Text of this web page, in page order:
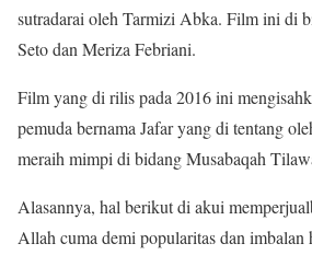
sutradarai oleh Tarmizi Abka. Film ini di
Seto dan Meriza Febriani.
Film yang di rilis pada 2016 ini
pemuda bernama Jafar yang di tentang
meraih mimpi di bidang Musabaqah
Alasannya, hal berikut di akui
Allah cuma demi popularitas dan imbalan